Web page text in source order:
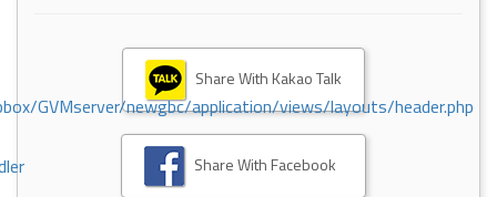
GVMserver/newgbc/application/views/layouts/header.php
Share With Kakao Talk
Share With Facebook